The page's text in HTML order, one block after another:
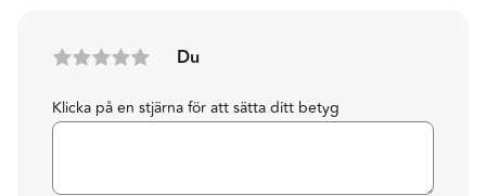
Du
Klicka på en stjärna för att sätta ditt betyg